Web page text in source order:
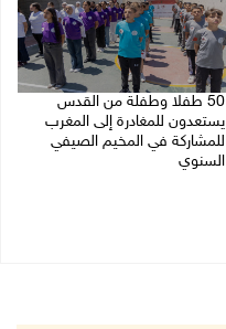
50 طفلا وطفلة من القدس
يستعدون للمغادرة إلى المغرب
للمشاركة في المخيم الصيفي
السنوي